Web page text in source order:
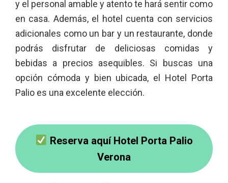
y el personal amable y atento te hará sentir como
en casa. Además, el hotel cuenta con servicios
adicionales como un bar y un restaurante, donde
podrás disfrutar de deliciosas comidas y
bebidas a precios asequibles. Si buscas una
opción cómoda y bien ubicada, el Hotel Porta
Palio es una excelente elección.
Reserva aquí Hotel Porta Palio
Verona